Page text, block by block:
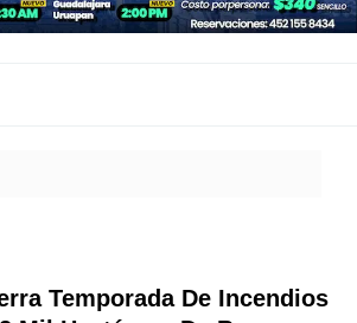
Temporada De Incendios